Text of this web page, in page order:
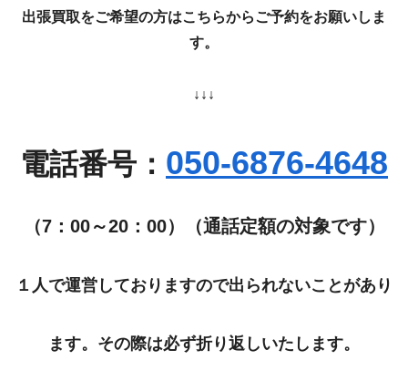
出張買取をご希望の方はこちらからご予約をお願いしま
す。
↓↓↓
電話番号： 050-6876-4648
（7：00～20：00）（通話定額の対象です）
１人で運営しておりますので出られないことがあり
ます。その際は必ず折り返しいたします。